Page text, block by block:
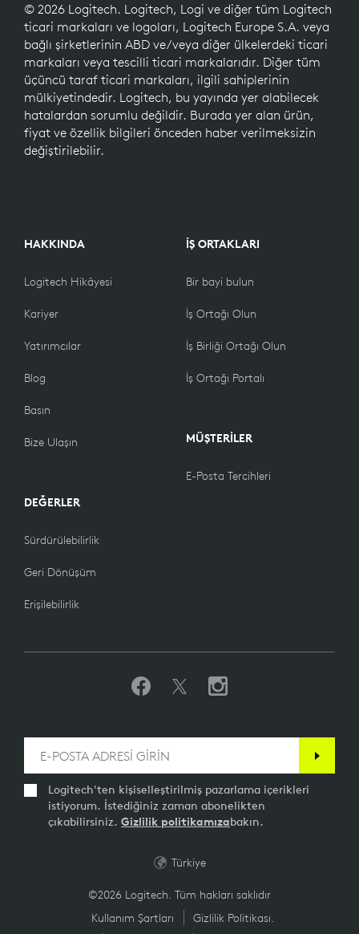
© 2026 Logitech. Logitech, Logi ve diğer tüm Logitech
ticari markaları ve logoları, Logitech Europe S.A. veya
bağlı şirketlerinin ABD ve/veya diğer ülkelerdeki ticari
markaları veya tescilli ticari markalarıdır. Diğer tüm
üçüncü taraf ticari markaları, ilgili sahiplerinin
mülkiyetindedir. Logitech, bu yayında yer alabilecek
hatalardan sorumlu değildir. Burada yer alan ürün,
fiyat ve özellik bilgileri önceden haber verilmeksizin
değiştirilebilir.
HAKKINDA
Logitech Hikâyesi
Kariyer
Yatırımcılar
Blog
Basın
Bize Ulaşın
DEĞERLER
Sürdürülebilirlik
Geri Dönüşüm
Erişilebilirlik
İŞ ORTAKLARI
Bir bayi bulun
İş Ortağı Olun
İş Birliği Ortağı Olun
İş Ortağı Portalı
MÜŞTERİLER
E-Posta Tercihleri
Logitech'ten kişiselleştirilmiş pazarlama içerikleri
istiyorum. İstediğiniz zaman abonelikten
çıkabilirsiniz. Gizlilik politikamızabakın.
©2026 Logitech. Tüm hakları saklıdır
Kullanım Şartları
Gizlilik Politikası.
Türkiye